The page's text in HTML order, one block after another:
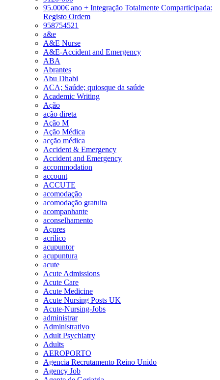
95.000€ ano + Integração Totalmente Comparticipada:
Registo Ordem
958754521
a&e
A&E Nurse
A&E-Accident and Emergency
ABA
Abrantes
Abu Dhabi
ACA; Saúde; quiosque da saúde
Academic Writing
Ação
ação direta
Ação M
Ação Médica
acção médica
Accident & Emergency
Accident and Emergency
accommodation
account
ACCUTE
acomodação
acomodação gratuita
acompanhante
aconselhamento
Açores
acrilico
acupuntor
acupuntura
acute
Acute Admissions
Acute Care
Acute Medicine
Acute Nursing Posts UK
Acute-Nursing-Jobs
administrar
Administrativo
Adult Psychiatry
Adults
AEROPORTO
Agencia Recrutamento Reino Unido
Agency Job